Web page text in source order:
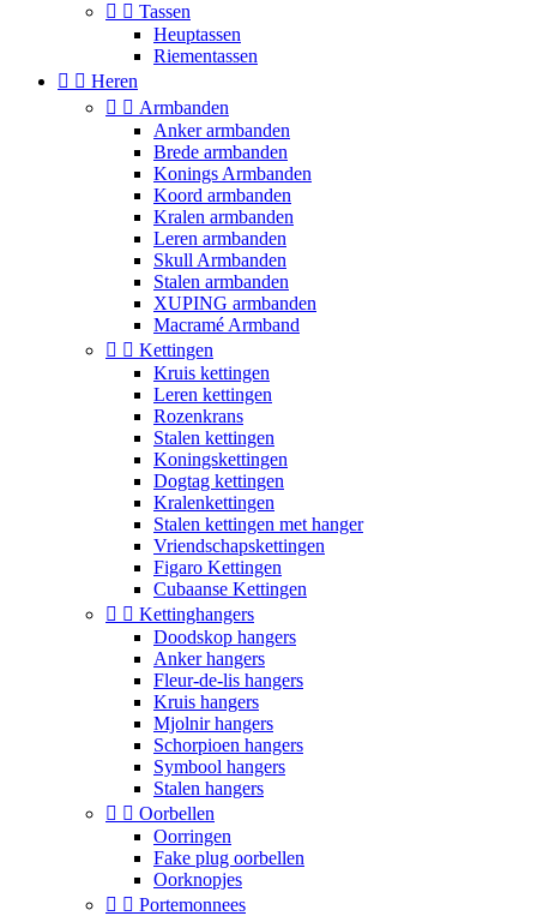
  Tassen
Heuptassen
Riementassen
  Heren
  Armbanden
Anker armbanden
Brede armbanden
Konings Armbanden
Koord armbanden
Kralen armbanden
Leren armbanden
Skull Armbanden
Stalen armbanden
XUPING armbanden
Macramé Armband
  Kettingen
Kruis kettingen
Leren kettingen
Rozenkrans
Stalen kettingen
Koningskettingen
Dogtag kettingen
Kralenkettingen
Stalen kettingen met hanger
Vriendschapskettingen
Figaro Kettingen
Cubaanse Kettingen
  Kettinghangers
Doodskop hangers
Anker hangers
Fleur-de-lis hangers
Kruis hangers
Mjolnir hangers
Schorpioen hangers
Symbool hangers
Stalen hangers
  Oorbellen
Oorringen
Fake plug oorbellen
Oorknopjes
  Portemonnees